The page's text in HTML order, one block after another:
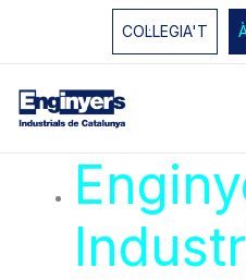
COL·LEGIA'T